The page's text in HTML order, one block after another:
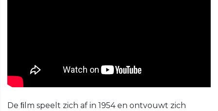
De ﬁlm speelt zich af in 1954 en ontvouwt zich